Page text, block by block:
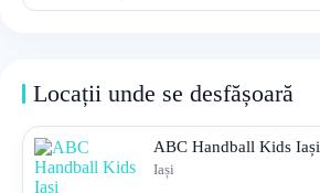
Locații unde se desfășoară
ABC Handball Kids Iași
Iași